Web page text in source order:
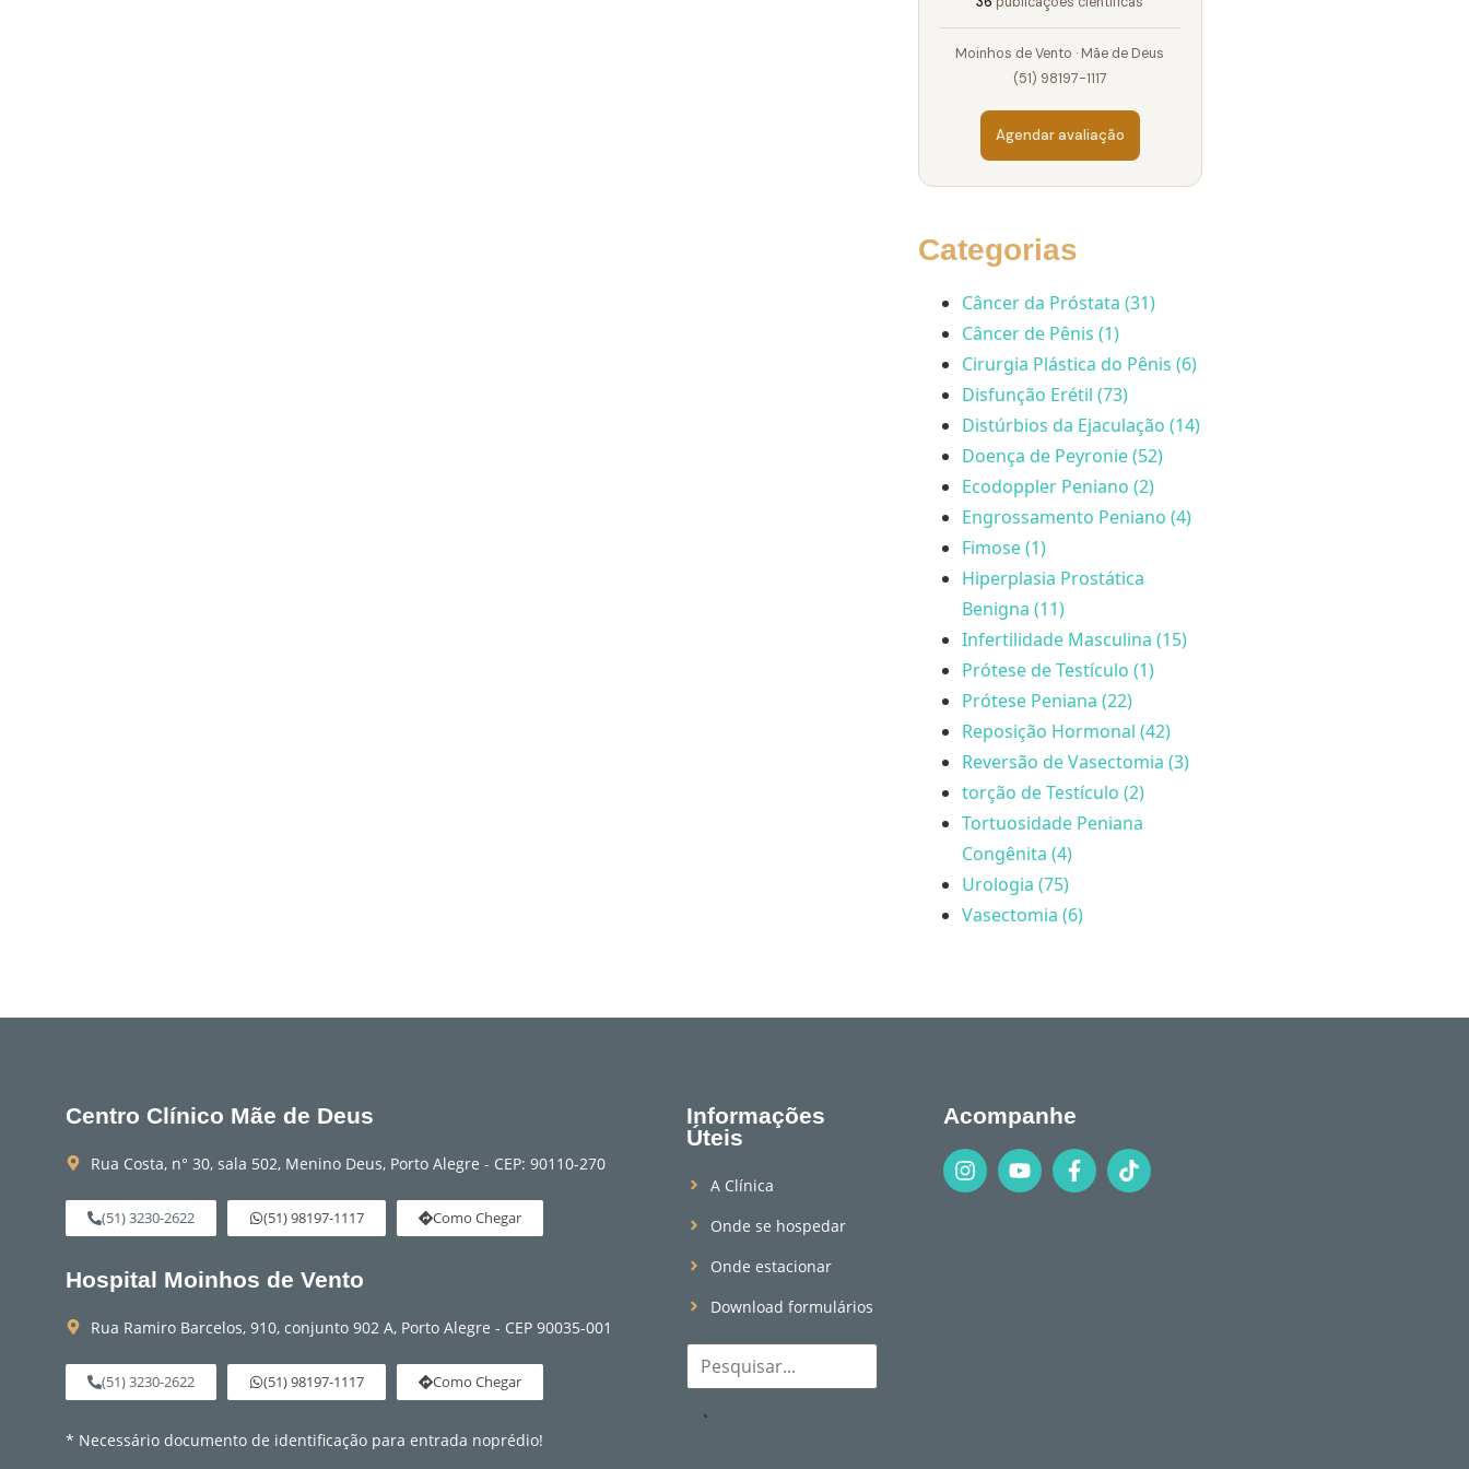
Moinhos de Vento · Mãe de Deus
(51) 98197-1117
Agendar avaliação
Categorias
Câncer da Próstata (31)
Câncer de Pênis (1)
Cirurgia Plástica do Pênis (6)
Disfunção Erétil (73)
Distúrbios da Ejaculação (14)
Doença de Peyronie (52)
Ecodoppler Peniano (2)
Engrossamento Peniano (4)
Fimose (1)
Hiperplasia Prostática
Benigna (11)
Infertilidade Masculina (15)
Prótese de Testículo (1)
Prótese Peniana (22)
Reposição Hormonal (42)
Reversão de Vasectomia (3)
torção de Testículo (2)
Tortuosidade Peniana
Congênita (4)
Urologia (75)
Vasectomia (6)
Centro Clínico Mãe de Deus
Rua Costa, n° 30, sala 502, Menino Deus, Porto Alegre - CEP: 90110-270
(51) 3230-2622 (51) 98197-1117 Como Chegar
Hospital Moinhos de Vento
Rua Ramiro Barcelos, 910, conjunto 902 A, Porto Alegre - CEP 90035-001
(51) 3230-2622 (51) 98197-1117 Como Chegar
* Necessário documento de identificação para entrada noprédio!
Informações
Úteis
A Clínica
Onde se hospedar
Onde estacionar
Download formulários
Acompanhe